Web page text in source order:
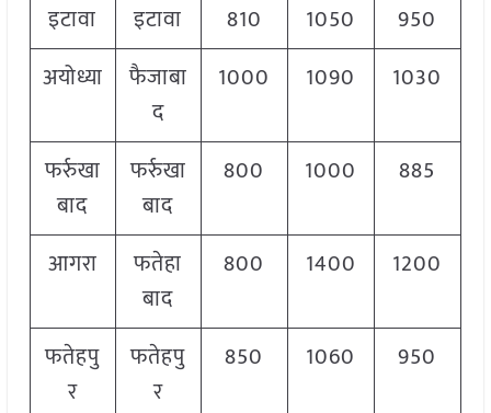
इटावा
इटावा 810 1050
950
अयोध्या
फैजाबा
द
1000 1090 1030
फर्रुखा
बाद
फर्रुखा
बाद
800 1000 885
आगरा
फतेहा
बाद
800 1400 1200
फतेहपु
र
फतेहपु
र
850 1060 950